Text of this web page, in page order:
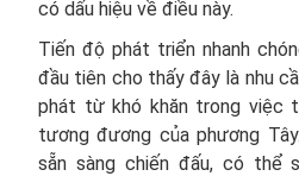
có dấu hiệu về điều này.
Tiến độ phát triển nhanh
đầu tiên cho thấy đây là nhu
phát từ khó khăn trong việc
tương đương của phương
sẵn sàng chiến đấu, có thể